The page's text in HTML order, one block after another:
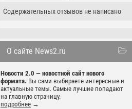
Содержательных отзывов не написано
О сайте News2.ru
Новости 2.0 — новостной сайт нового
формата. Вы сами выбираете интересные и
актуальные темы. Самые лучшие попадают
на главную страницу.
подробнее →